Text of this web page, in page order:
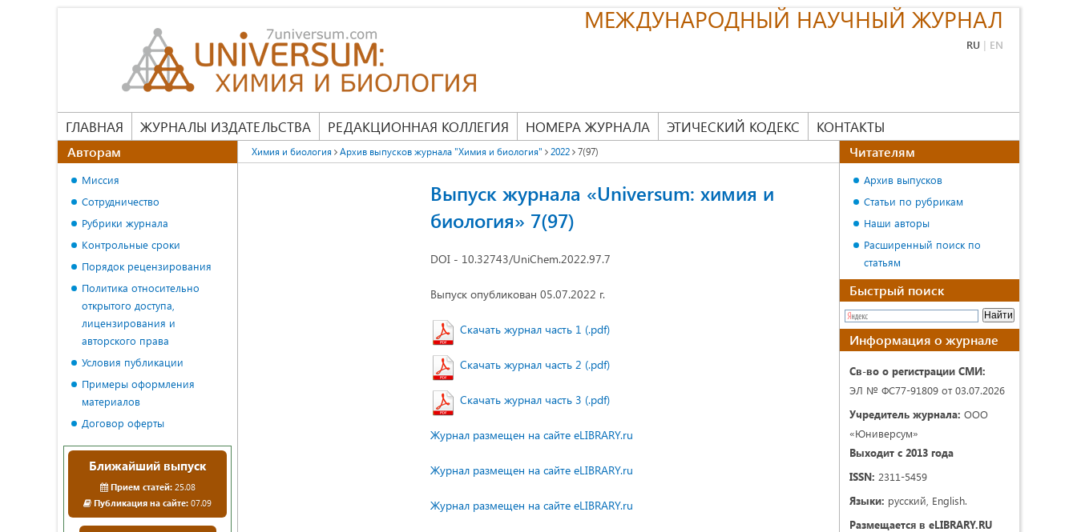
МЕЖДУНАРОДНЫЙ НАУЧНЫЙ ЖУРНАЛ
RU | EN
ГЛАВНАЯ ЖУРНАЛЫ ИЗДАТЕЛЬСТВА РЕДАКЦИОННАЯ КОЛЛЕГИЯ НОМЕРА ЖУРНАЛА ЭТИЧЕСКИЙ КОДЕКС КОНТАКТЫ
Химия и биология Архив выпусков журнала "Химия и биология" 2022 7(97)
Выпуск журнала «Universum: химия и
биология» 7(97)
DOI - 10.32743/UniChem.2022.97.7
Выпуск опубликован 05.07.2022 г.
Скачать журнал часть 1 (.pdf)
Скачать журнал часть 2 (.pdf)
Скачать журнал часть 3 (.pdf)
Журнал размещен на сайте eLIBRARY.ru
Журнал размещен на сайте eLIBRARY.ru
Журнал размещен на сайте eLIBRARY.ru
Авторам
Миссия
Сотрудничество
Рубрики журнала
Контрольные сроки
Порядок рецензирования
Политика относительно
открытого доступа,
лицензирования и
авторского права
Условия публикации
Примеры оформления
материалов
Договор оферты
Ближайший выпуск
Прием статей:25.08
Публикация на сайте: 07.09
Читателям
Архив выпусков
Статьи по рубрикам
Наши авторы
Расширенный поиск по
статьям
Быстрый поиск
Информация о журнале
Св-во о регистрации СМИ:
ЭЛ № ФС77-91809 от 03.07.2026
Учредитель журнала: ООО
«Юниверсум»
Выходит с 2013 года
ISSN: 2311-5459
Языки: русский, English.
Размещается в eLIBRARY.RU